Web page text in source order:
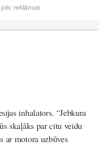
reklāmas
inhalators. “Jebkura
skaļāks par citu veidu
ar motora uzbūves